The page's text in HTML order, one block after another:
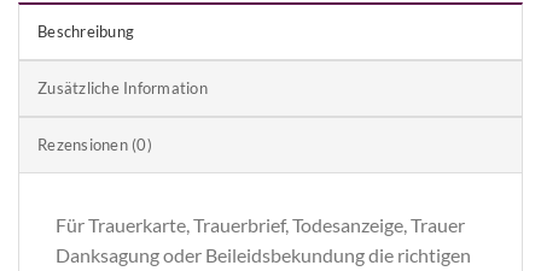
Beschreibung
Zusätzliche Information
Rezensionen (0)
Für Trauerkarte, Trauerbrief, Todesanzeige, Trauer
Danksagung oder Beileidsbekundung die richtigen